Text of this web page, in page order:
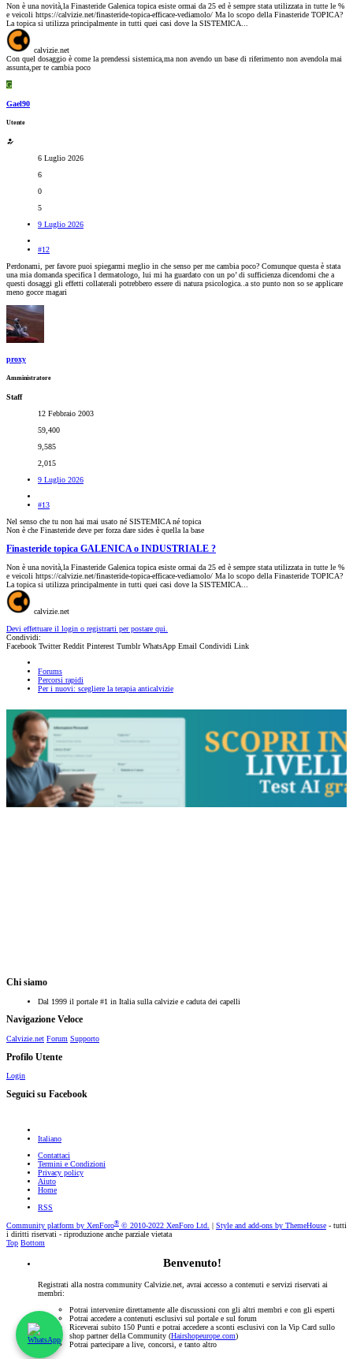
Non è una novità,la Finasteride Galenica topica esiste ormai da 25 ed è sempre stata utilizzata in tutte le %
e veicoli https://calvizie.net/finasteride-topica-efficace-vediamolo/ Ma lo scopo della Finasteride TOPICA?
La topica si utilizza principalmente in tutti quei casi dove la SISTEMICA...
calvizie.net
Con quel dosaggio è come la prendessi sistemica,ma non avendo un base di riferimento non avendola mai
assunta,per te cambia poco
G
Gael90
Utente
6 Luglio 2026
6
0
5
9 Luglio 2026
#12
Perdonami, per favore puoi spiegarmi meglio in che senso per me cambia poco? Comunque questa è stata
una mia domanda specifica l dermatologo, lui mi ha guardato con un po’ di sufficienza dicendomi che a
questi dosaggi gli effetti collaterali potrebbero essere di natura psicologica..a sto punto non so se applicare
meno gocce magari
proxy
Amministratore
Staff
12 Febbraio 2003
59,400
9,585
2,015
9 Luglio 2026
#13
Nel senso che tu non hai mai usato né SISTEMICA né topica
Non è che Finasteride deve per forza dare sides è quella la base
Finasteride topica GALENICA o INDUSTRIALE ?
Non è una novità,la Finasteride Galenica topica esiste ormai da 25 ed è sempre stata utilizzata in tutte le %
e veicoli https://calvizie.net/finasteride-topica-efficace-vediamolo/ Ma lo scopo della Finasteride TOPICA?
La topica si utilizza principalmente in tutti quei casi dove la SISTEMICA...
calvizie.net
Devi effettuare il login o registrarti per postare qui.
Condividi:
Facebook Twitter Reddit Pinterest Tumblr WhatsApp Email Condividi Link
Forums
Percorsi rapidi
Per i nuovi: scegliere la terapia anticalvizie
Chi siamo
Dal 1999 il portale #1 in Italia sulla calvizie e caduta dei capelli
Navigazione Veloce
Calvizie.net Forum Supporto
Profilo Utente
Login
Seguici su Facebook
Italiano
Contattaci
Termini e Condizioni
Privacy policy
Aiuto
Home
RSS
Community platform by XenForo® © 2010-2022 XenForo Ltd. | Style and add-ons by ThemeHouse - tutti
i diritti riservati - riproduzione anche parziale vietata
Top Bottom
Benvenuto!
Registrati alla nostra community Calvizie.net, avrai accesso a contenuti e servizi riservati ai
membri:
Potrai intervenire direttamente alle discussioni con gli altri membri e con gli esperti
Potrai accedere a contenuti esclusivi sul portale e sul forum
Riceverai subito 150 Punti e potrai accedere a sconti esclusivi con la Vip Card sullo
shop partner della Community (Hairshopeurope.com)
Potrai partecipare a live, concorsi, e tanto altro